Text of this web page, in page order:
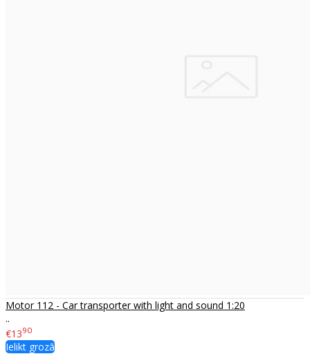
Motor 112 - Car transporter with light and sound 1:20
..
€1390
Ielikt grozā